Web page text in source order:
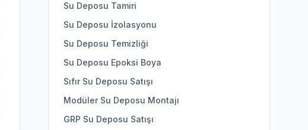
Su Deposu Tamiri
Su Deposu İzolasyonu
Su Deposu Temizliği
Su Deposu Epoksi Boya
Sıfır Su Deposu Satışı
Modüler Su Deposu Montajı
GRP Su Deposu Satışı